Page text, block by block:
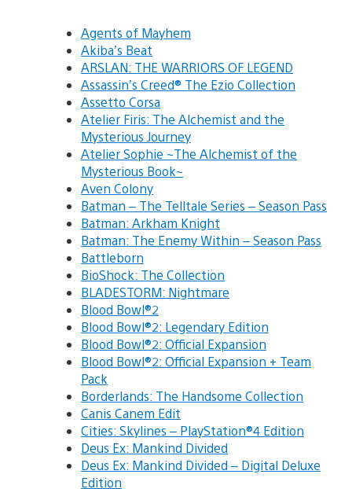
Agents of Mayhem
Akiba’s Beat
ARSLAN: THE WARRIORS OF LEGEND
Assassin’s Creed® The Ezio Collection
Assetto Corsa
Atelier Firis: The Alchemist and the
Mysterious Journey
Atelier Sophie ~The Alchemist of the
Mysterious Book~
Aven Colony
Batman – The Telltale Series – Season Pass
Batman: Arkham Knight
Batman: The Enemy Within – Season Pass
Battleborn
BioShock: The Collection
BLADESTORM: Nightmare
Blood Bowl®2
Blood Bowl®2: Legendary Edition
Blood Bowl®2: Official Expansion
Blood Bowl®2: Official Expansion + Team
Pack
Borderlands: The Handsome Collection
Canis Canem Edit
Cities: Skylines – PlayStation®4 Edition
Deus Ex: Mankind Divided
Deus Ex: Mankind Divided – Digital Deluxe
Edition